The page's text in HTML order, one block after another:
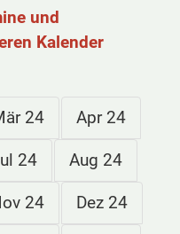
und
Kalender
24 Apr 24
24 Aug 24
24 Dez 24